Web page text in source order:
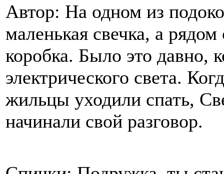
Автор: На одном из
маленькая свечка, а
коробка. Было это давно,
электрического света.
жильцы уходили спать,
начинали свой разговор.